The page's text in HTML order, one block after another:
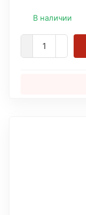
В наличии